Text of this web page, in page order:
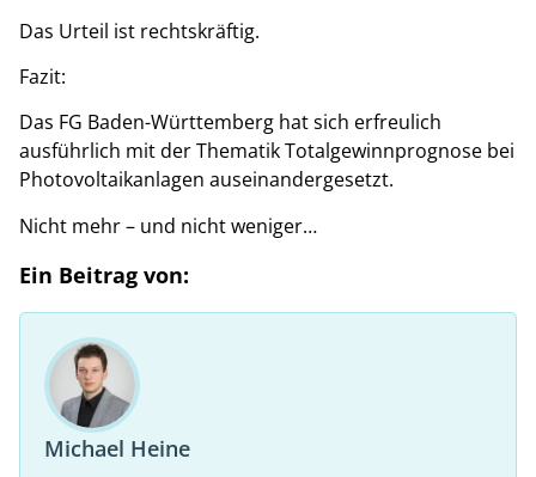
Das Urteil ist rechtskräftig.
Fazit:
Das FG Baden-Württemberg hat sich erfreulich
ausführlich mit der Thematik Totalgewinnprognose bei
Photovoltaikanlagen auseinandergesetzt.
Nicht mehr – und nicht weniger…
Ein Beitrag von:
Michael Heine